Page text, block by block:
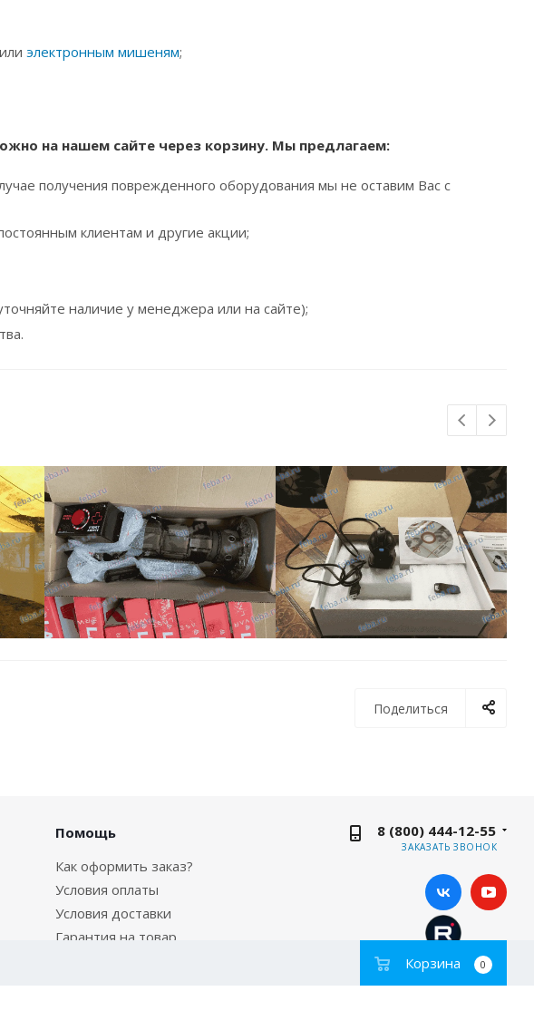
или электронным мишеням;
на нашем сайте через корзину. Мы предлагаем:
получения поврежденного оборудования мы не оставим Вас с
клиентам и другие акции;
наличие у менеджера или на сайте);
Поделиться
Помощь
Как оформить заказ?
Условия оплаты
Условия доставки
Гарантия на товар
8 (800) 444-12-55
ЗАКАЗАТЬ ЗВОНОК
Корзина 0